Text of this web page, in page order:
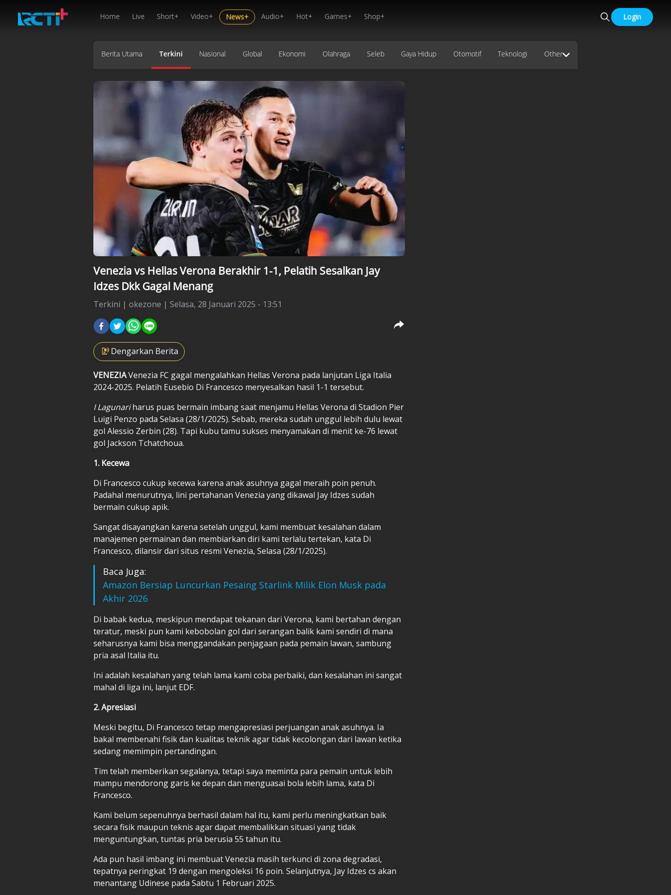
Home Live Short+ Video+ News+ Audio+ Hot+ Games+ Shop+ Login
Berita Utama Terkini Nasional Global Ekonomi Olahraga Seleb Gaya Hidup Otomotif Teknologi Other
Venezia vs Hellas Verona Berakhir 1-1, Pelatih Sesalkan Jay
Idzes Dkk Gagal Menang
Terkini | okezone | Selasa, 28 Januari 2025 - 13:51
Dengarkan Berita
VENEZIAVenezia FC gagal mengalahkan Hellas Verona pada lanjutan Liga Italia
2024-2025. Pelatih Eusebio Di Francesco menyesalkan hasil 1-1 tersebut.
I Lagunariharus puas bermain imbang saat menjamu Hellas Verona di Stadion Pier
Luigi Penzo pada Selasa (28/1/2025). Sebab, mereka sudah unggul lebih dulu lewat
gol Alessio Zerbin (28). Tapi kubu tamu sukses menyamakan di menit ke-76 lewat
gol Jackson Tchatchoua.
1. Kecewa
Di Francesco cukup kecewa karena anak asuhnya gagal meraih poin penuh.
Padahal menurutnya, lini pertahanan Venezia yang dikawal Jay Idzes sudah
bermain cukup apik.
Sangat disayangkan karena setelah unggul, kami membuat kesalahan dalam
manajemen permainan dan membiarkan diri kami terlalu tertekan, kata Di
Francesco, dilansir dari situs resmi Venezia, Selasa (28/1/2025).
Baca Juga:
Amazon Bersiap Luncurkan Pesaing Starlink Milik Elon Musk pada
Akhir 2026
Di babak kedua, meskipun mendapat tekanan dari Verona, kami bertahan dengan
teratur, meski pun kami kebobolan gol dari serangan balik kami sendiri di mana
seharusnya kami bisa menggandakan penjagaan pada pemain lawan, sambung
pria asal Italia itu.
Ini adalah kesalahan yang telah lama kami coba perbaiki, dan kesalahan ini sangat
mahal di liga ini, lanjut EDF.
2. Apresiasi
Meski begitu, Di Francesco tetap mengapresiasi perjuangan anak asuhnya. Ia
bakal membenahi fisik dan kualitas teknik agar tidak kecolongan dari lawan ketika
sedang memimpin pertandingan.
Tim telah memberikan segalanya, tetapi saya meminta para pemain untuk lebih
mampu mendorong garis ke depan dan menguasai bola lebih lama, kata Di
Francesco.
Kami belum sepenuhnya berhasil dalam hal itu, kami perlu meningkatkan baik
secara fisik maupun teknis agar dapat membalikkan situasi yang tidak
menguntungkan, tuntas pria berusia 55 tahun itu.
Ada pun hasil imbang ini membuat Venezia masih terkunci di zona degradasi,
tepatnya peringkat 19 dengan mengoleksi 16 poin. Selanjutnya, Jay Idzes cs akan
menantang Udinese pada Sabtu 1 Februari 2025.